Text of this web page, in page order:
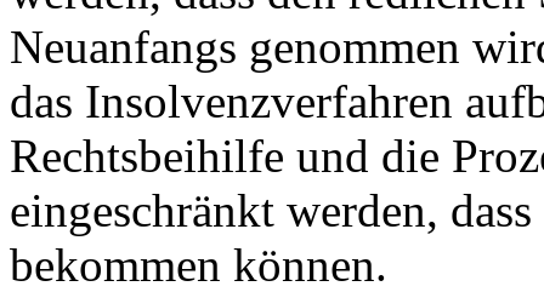
Neuanfangs genommen
das Insolvenzverfahren
Rechtsbeihilfe und die
eingeschränkt werden,
bekommen können.